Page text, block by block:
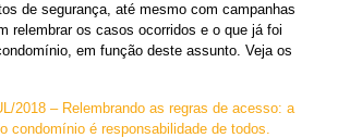
de segurança, até mesmo com campanhas
relembrar os casos ocorridos e o que já foi
em função deste assunto. Veja os
2018 – Relembrando as regras de acesso: a
condomínio é responsabilidade de todos.